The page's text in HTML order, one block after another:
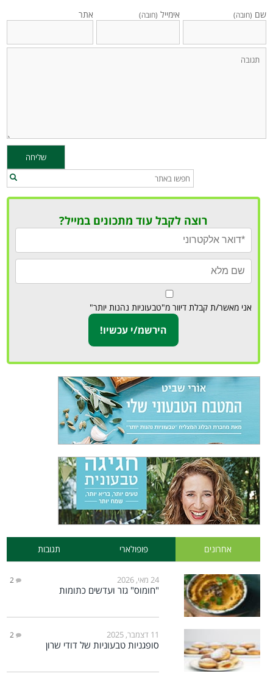
שם (חובה) אימייל (חובה) אתר
רוצה לקבל עוד מתכונים במייל?
אני מאשר/ת קבלת דיוור מ"טבעוניות נהנות יותר"
אחרונים פופולארי תגובות
24 מאי, 2026 2
"חומוס" גזר ועדשים כתומות
11 דצמבר, 2025 2
סופגניות טבעוניות של דודי שרון